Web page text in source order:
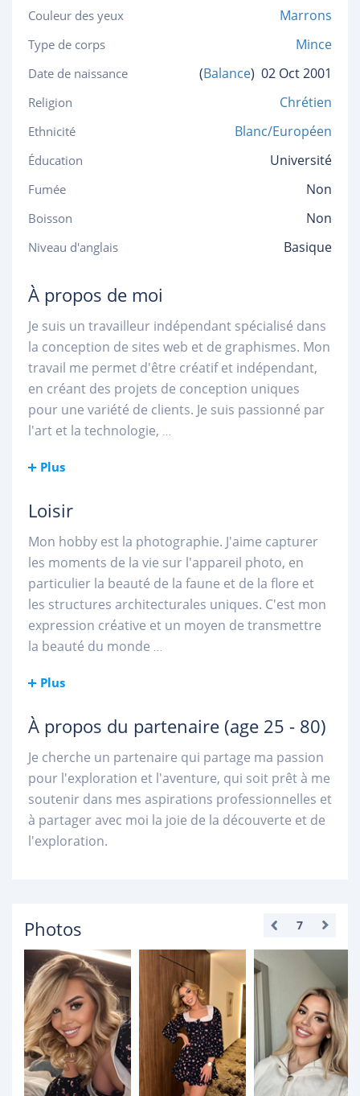
Couleur des yeux Marrons
Type de corps Mince
Date de naissance (Balance) 02 Oct 2001
Religion Chrétien
Ethnicité Blanc/Européen
Éducation Université
Fumée Non
Boisson Non
Niveau d'anglais Basique
À propos de moi
Je suis un travailleur indépendant spécialisé dans
la conception de sites web et de graphismes. Mon
travail me permet d'être créatif et indépendant,
en créant des projets de conception uniques
pour une variété de clients. Je suis passionné par
l'art et la technologie, ...
Plus
Loisir
Mon hobby est la photographie. J'aime capturer
les moments de la vie sur l'appareil photo, en
particulier la beauté de la faune et de la flore et
les structures architecturales uniques. C'est mon
expression créative et un moyen de transmettre
la beauté du monde ...
Plus
À propos du partenaire (age 25 - 80)
Je cherche un partenaire qui partage ma passion
pour l'exploration et l'aventure, qui soit prêt à me
soutenir dans mes aspirations professionnelles et
à partager avec moi la joie de la découverte et de
l'exploration.
Photos 7